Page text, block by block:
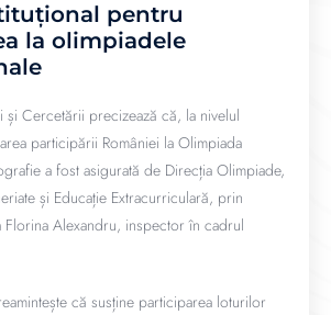
pentru
la olimpiadele
și Cercetării precizează că, la nivelul
participării României la Olimpiada
a fost asigurată de Direcția Olimpiade,
și Educație Extracurriculară, prin
Alexandru, inspector în cadrul
că susține participarea loturilor